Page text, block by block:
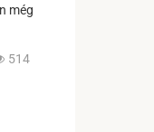
még
514